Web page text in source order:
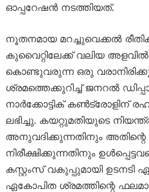
ഓപ്പറേഷൻ നടത്തിയത്.
നൂതനമായ മറച്ചുവെക്കൽ
കുവൈറ്റിലേക്ക് വലിയ
കൊണ്ടുവരുന്ന ഒരു
ശ്രമത്തെക്കുറിച്ച് ജനറൽ
നാർക്കോട്ടിക് കൺട്രോളിന്
ലഭിച്ചു. കയറ്റുമതിയുടെ
അനുവദിക്കുന്നതിനും അതിന്റെ
നിരീക്ഷിക്കുന്നതിനും
കസ്റ്റംസ് വകുപ്പുമായി
ഏകോപിത ശ്രമത്തിന്റെ